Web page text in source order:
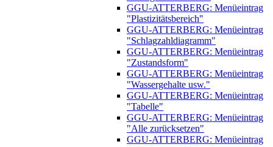
GGU-ATTERBERG: Menüeintrag
"Plastizitätsbereich"
GGU-ATTERBERG: Menüeintrag
"Schlagzahldiagramm"
GGU-ATTERBERG: Menüeintrag
"Zustandsform"
GGU-ATTERBERG: Menüeintrag
"Wassergehalte usw."
GGU-ATTERBERG: Menüeintrag
"Tabelle"
GGU-ATTERBERG: Menüeintrag
"Alle zurücksetzen"
GGU-ATTERBERG: Menüeintrag